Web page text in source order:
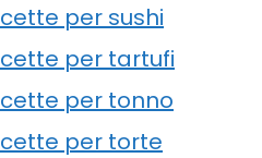
per sushi
per tartufi
per tonno
per torte